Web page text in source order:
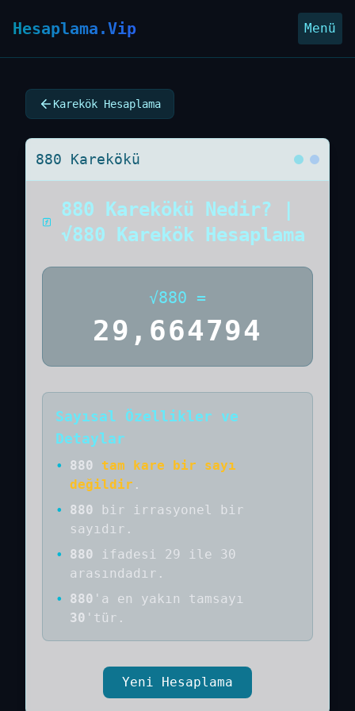
Hesaplama.Vip Menü
Karekök Hesaplama
880 Karekökü
880 Karekökü Nedir? |
√880 Karekök Hesaplama
√880 =
29,664794
Sayısal Özellikler ve
Detaylar
• 880
tam kare bir sayı
değildir .
•
880 bir
irrasyonel bir
sayıdır .
•
880
ifadesi 29 ile 30
arasındadır.
•
880 'a en yakın tamsayı
30 'tür.
Yeni Hesaplama